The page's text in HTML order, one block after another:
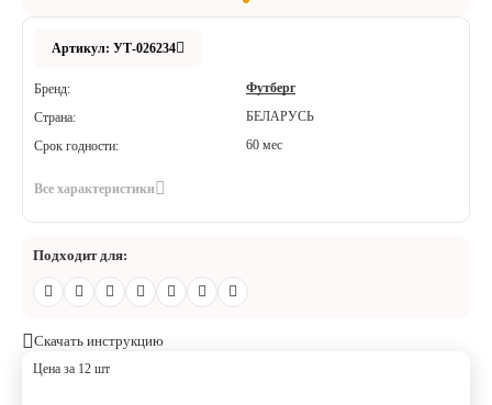
Артикул: УТ-026234
Бренд:
Футберг
Страна:
БЕЛАРУСЬ
Срок годности:
60 мес
Все характеристики
Подходит для:
Скачать инструкцию
Цена за 12 шт